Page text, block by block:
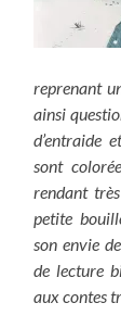
reprenant
ainsi
d’entraide
sont
rendant
petite
son envie
de lecture
aux contes